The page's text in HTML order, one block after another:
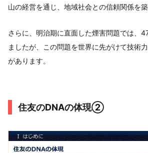
山の経営を通じ、地域社会との信頼関係を築
さらに、明治期に直面した煙害問題では、
ましたが、この問題を世界に先がけて技術
があります。
住友のDNAの体現②